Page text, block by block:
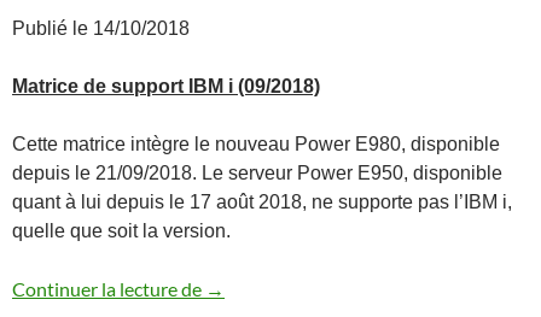
Publié le 14/10/2018
Matrice de support IBM i (09/2018)
Cette matrice intègre le nouveau Power E980, disponible
depuis le 21/09/2018. Le serveur Power E950, disponible
quant à lui depuis le 17 août 2018, ne supporte pas l’IBM i,
quelle que soit la version.
Continuer la lecture de Matrice de support serveurs / IBM i
→